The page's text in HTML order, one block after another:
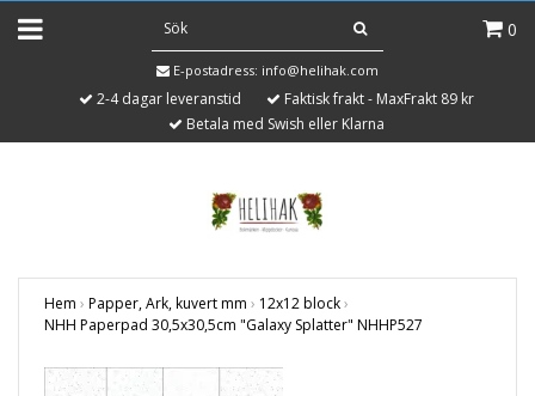
0
E-postadress: info@helihak.com
2-4 dagar leveranstid
Faktisk frakt - MaxFrakt 89 kr
Betala med Swish eller Klarna
Hem › Papper, Ark, kuvert mm › 12x12 block›
NHH Paperpad 30,5x30,5cm "Galaxy Splatter" NHHP527